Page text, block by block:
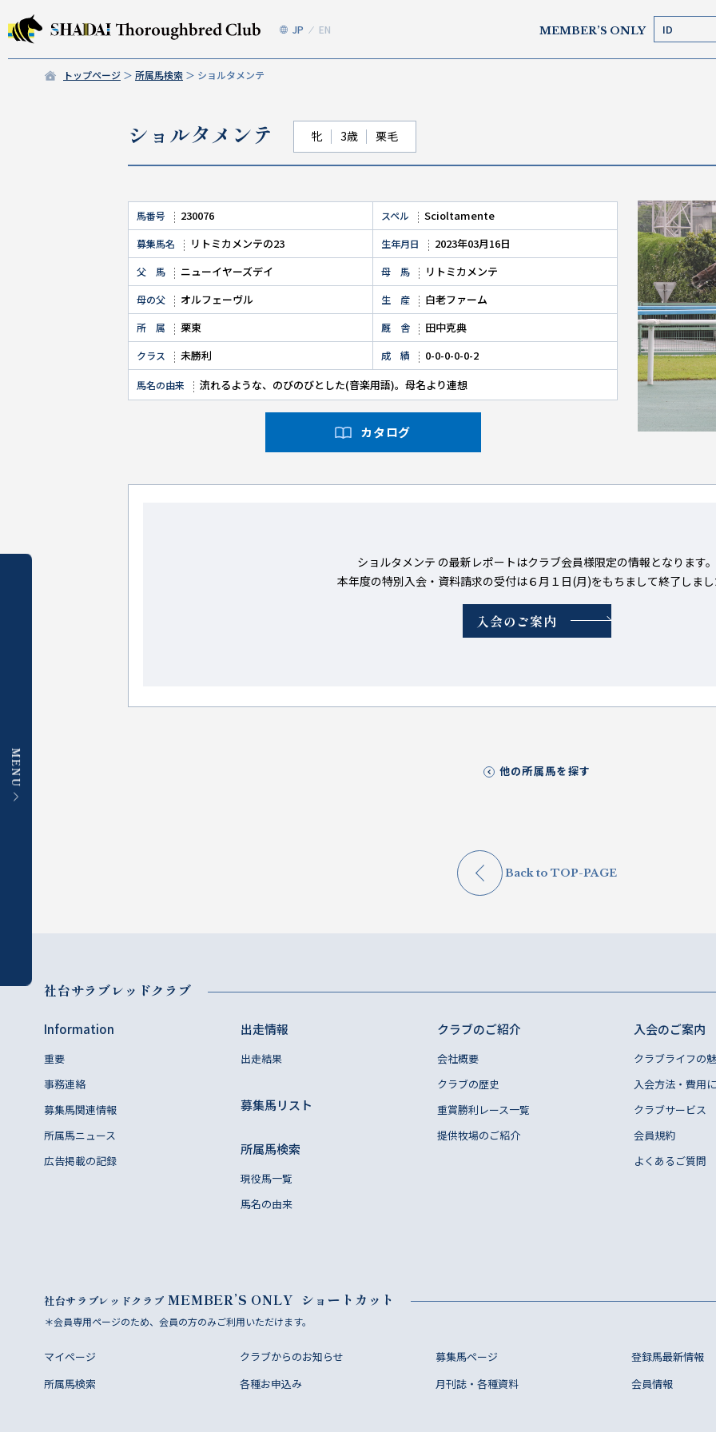
JP EN MEMBER’S ONLY
MENU
トップページ 所属馬検索 ショルタメンテ
ショルタメンテ 牝 3歳 栗毛
馬番号 230076 スペル Scioltamente
募集馬名 リトミカメンテの23 生年月日 2023年03月16日
父 馬 ニューイヤーズデイ 母 馬 リトミカメンテ
母の父 オルフェーヴル 生 産 白老ファーム
所 属 栗東 厩 舎 田中克典
クラス 未勝利 成 績 0-0-0-0-0-2
馬名の由来 流れるような、のびのびとした(音楽用語)。母名より連想
カタログ
ショルタメンテ の最新レポートはクラブ会員様限定の情報となります。
本年度の特別入会・資料請求の受付は６月１日(月)をもちまして終了しま
入会のご案内
他の所属馬を探す
Back to TOP-PAGE
社台サラブレッドクラブ
Information
重要
事務連絡
募集馬関連情報
所属馬ニュース
広告掲載の記録
出走情報
出走結果
募集馬リスト
所属馬検索
現役馬一覧
馬名の由来
クラブのご紹介
会社概要
クラブの歴史
重賞勝利レース一覧
提供牧場のご紹介
入会のご案内
クラブライフの
入会方法・費用
クラブサービス
会員規約
よくあるご質問
社台サラブレッドクラブ MEMBER’S ONLY ショートカット
＊会員専用ページのため、会員の方のみご利用いただけます。
マイページ クラブからのお知らせ 募集馬ページ
登録馬最新情報
所属馬検索
各種お申込み 月刊誌・各種資料 会員情報